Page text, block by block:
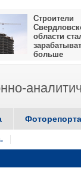
Строители
области
больше